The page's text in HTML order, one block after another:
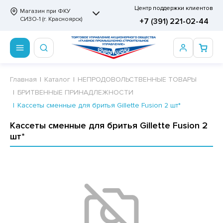
Магазин при ФКУ
СИЗО-1 (г. Красноярск)
Центр поддержки клиентов
+7 (391) 221-02-44
ПРОДОВОЛЬСТВЕННЫЕ ТОВАРЫ
ЗАМОРОЖЕННЫЕ ИЗДЕЛИЯ
ИЗДЕЛИЯ
ВАФЕЛЬНЫЕ ТОРТЫ
ПАСТИЛА, МАРМЕЛАД
НЕПРОДОВОЛЬСТВЕННЫЕ ТОВАРЫ
ПРИНАДЛЕЖНОСТИ
ПРИНАДЛЕЖНОСТИ
ТУАЛЕТНАЯ
Сертификаты
Главная Каталог
НЕПРОДОВОЛЬСТВЕННЫЕ ТОВАРЫ
БРИТВЕННЫЕ ПРИНАДЛЕЖНОСТИ
Кассеты сменные для бритья Gillette Fusion 2 шт*
Кассеты сменные для бритья Gillette Fusion 2
шт*